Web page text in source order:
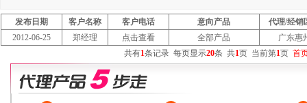
发布日期 客户名称 客户电话 意向产品
代理/经销
2012-06-25
郑经理 点击查看 全部产品
广东惠
共有1条记录 每页显示20条 共1页 当前第1页 首